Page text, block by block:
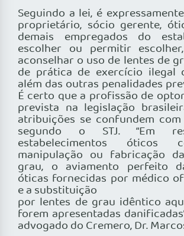
Seguindo a lei, é
proprietário, sócio gerente,
demais empregados do
escolher ou permitir
aconselhar o uso de lentes de
de prática de exercício ilegal
além das outras penalidades
É certo que a profissão de
prevista na legislação
atribuições se confundem
segundo o STJ. “Em
estabelecimentos óticos
manipulação ou fabricação
grau, o aviamento perfeito
óticas fornecidas por médico
e a substituição
por lentes de grau idêntico
forem apresentadas
advogado do Cremero, Dr.